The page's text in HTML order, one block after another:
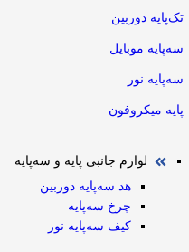
تک‌پایه دوربین
سه‌پایه موبایل
سه‌پایه نور
پایه میکروفون
لوازم جانبی پایه و سه‌پایه
هد سه‌پایه دوربین
چرخ سه‌پایه
کیف سه‌پایه نور